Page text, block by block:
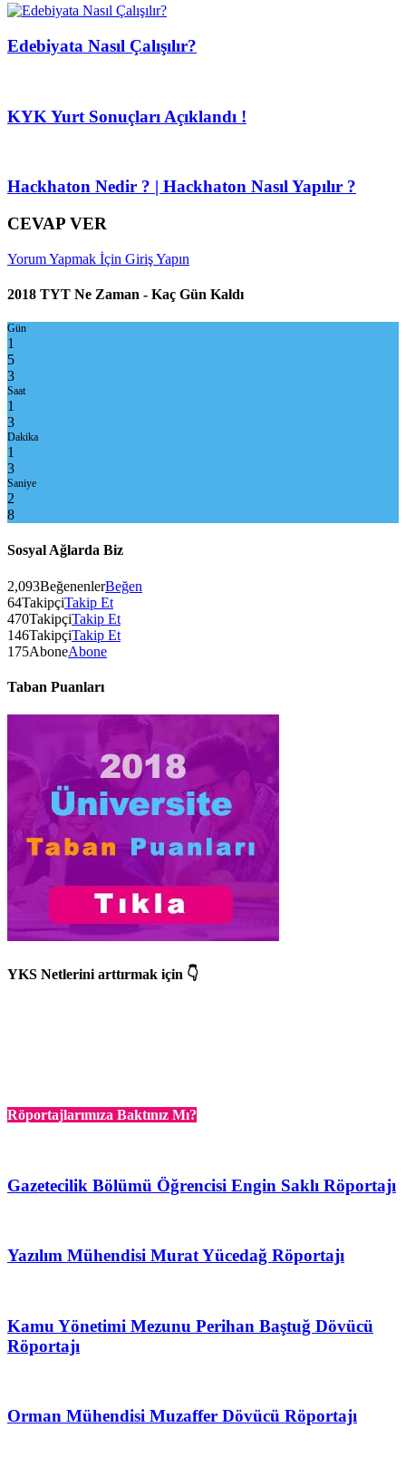
Edebiyata Nasıl Çalışılır?
KYK Yurt Sonuçları Açıklandı !
Hackhaton Nedir ? | Hackhaton Nasıl Yapılır ?
CEVAP VER
Yorum Yapmak İçin Giriş Yapın
2018 TYT Ne Zaman - Kaç Gün Kaldı
Gün
1
5
3
Saat
1
3
Dakika
1
3
Saniye
2
8
Sosyal Ağlarda Biz
2,093BeğenenlerBeğen
64TakipçiTakip Et
470TakipçiTakip Et
146TakipçiTakip Et
175AboneAbone
Taban Puanları
YKS Netlerini arttırmak için 👇
Röportajlarımıza Baktınız Mı?
Gazetecilik Bölümü Öğrencisi Engin Saklı Röportajı
Yazılım Mühendisi Murat Yücedağ Röportajı
Kamu Yönetimi Mezunu Perihan Baştuğ Dövücü
Röportajı
Orman Mühendisi Muzaffer Dövücü Röportajı